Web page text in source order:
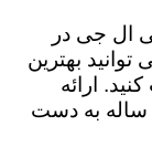
ال جی در
بهترین
ارائه
ساله به دست